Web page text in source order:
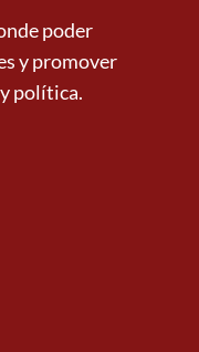
poder
y promover
política.